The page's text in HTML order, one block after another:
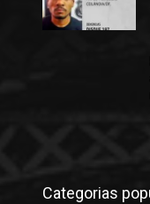
Categorias